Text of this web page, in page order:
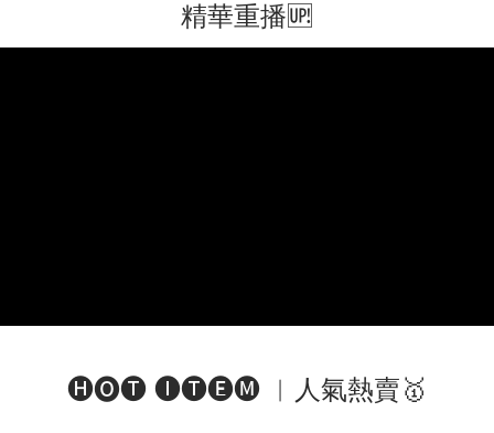
精華重播🆙
🅗🅞🅣 🅘🅣🅔🅜 ︱人氣熱賣🥇